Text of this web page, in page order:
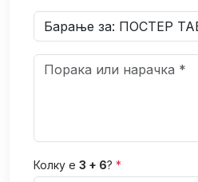
Колку е 3 + 6? *